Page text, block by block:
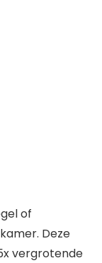
of
Deze
vergrotende